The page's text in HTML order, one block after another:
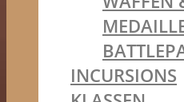
INCURSIONS